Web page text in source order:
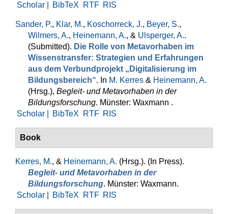
Scholar |
BibTeX RTF RIS
Sander, P., Klar, M., Koschorreck, J., Beyer, S.,
Wilmers, A., Heinemann, A., & Ulsperger, A..
(Submitted). Die Rolle von Metavorhaben im
Wissenstransfer: Strategien und Erfahrungen
aus dem Verbundprojekt „Digitalisierung im
Bildungsbereich“. In M. Kerres & Heinemann, A.
(Hrsg.), Begleit- und Metavorhaben in der
Bildungsforschung. Münster: Waxmann .
Scholar |
BibTeX RTF RIS
Book
Kerres, M., & Heinemann, A. (Hrsg.). (In Press).
Begleit- und Metavorhaben in der
Bildungsforschung. Münster: Waxmann.
Scholar |
BibTeX RTF RIS